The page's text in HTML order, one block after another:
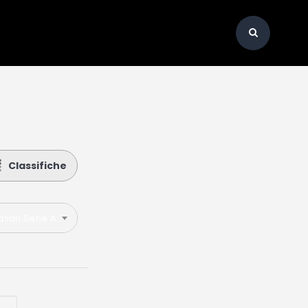
Classifiche
Serie A 2021-2022